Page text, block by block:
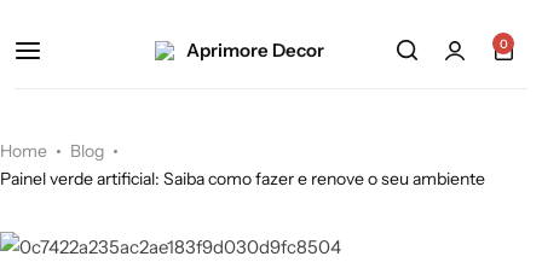
0
Home
Blog
Painel verde artificial: Saiba como fazer e renove o seu ambiente